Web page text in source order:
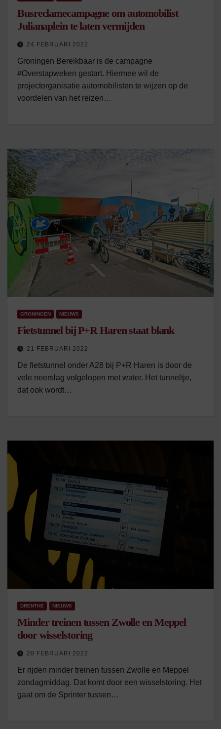
Busreclamecampagne om automobilist
Julianaplein te laten vermijden
24 FEBRUARI 2022
Groningen Bereikbaar is de campagne
#Overstapweken gestart. Hiermee wil de
projectorganisatie automobilisten te wijzen op de
voordelen van het reizen…
GRONINGEN NIEUWS
Fietstunnel bij P+R Haren staat blank
21 FEBRUARI 2022
De fietstunnel onder A28 bij P+R Haren is door de
vele neerslag volgelopen met water. Het tunneltje,
dat ook wordt…
DRENTHE NIEUWS
Minder treinen tussen Zwolle en Meppel
door wisselstoring
20 FEBRUARI 2022
Er rijden minder treinen tussen Zwolle en Meppel
zondagmiddag. Dat komt door een wisselstoring. Het
gaat om de Sprinter tussen…